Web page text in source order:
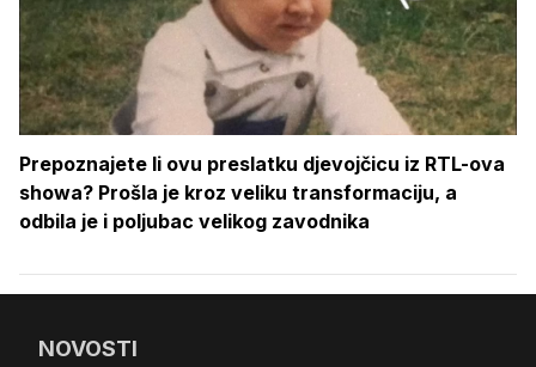
Prepoznajete li ovu preslatku djevojčicu iz RTL-ova
showa? Prošla je kroz veliku transformaciju, a
odbila je i poljubac velikog zavodnika
NOVOSTI